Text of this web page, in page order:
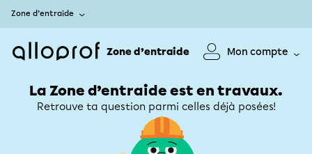
Zone d’entraide
Zone d’entraide Mon compte
La Zone d’entraide est en travaux.
Retrouve ta question parmi celles déjà posées!